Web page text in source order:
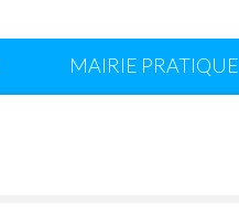
MAIRIE PRATIQUE